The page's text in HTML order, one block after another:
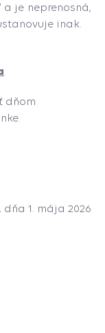
je neprenosná,
inak.
dňom
1. mája 2026